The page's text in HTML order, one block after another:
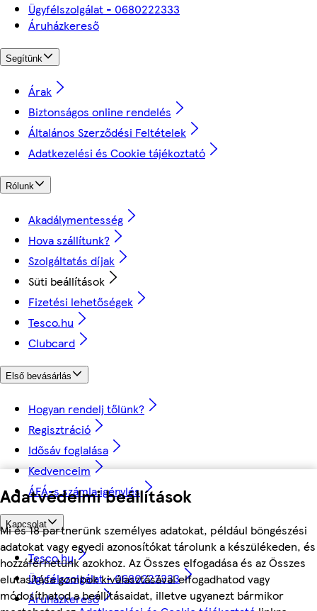
Adatvédelmi beállítások
Mi és 18 partnerünk személyes adatokat, például böngészési
adatokat vagy egyedi azonosítókat tárolunk a készülékeden, és
hozzáférhetünk azokhoz. Az Összes elfogadása és az Összes
elutasítása gombok kiválasztásával elfogadhatod vagy
módosíthatod a beállításaidat, illetve ugyanezt bármikor
Ügyfélszolgálat - 0680222333
Áruházkereső
Segítünk
Árak
Biztonságos online rendelés
Általános Szerződési Feltételek
Adatkezelési és Cookie tájékoztató
Rólunk
Akadálymentesség
Hova szállítunk?
Szolgáltatás díjak
Süti beállítások
Fizetési lehetőségek
Tesco.hu
Clubcard
Első bevásárlás
Hogyan rendelj tőlünk?
Regisztráció
Idősáv foglalása
Kedvenceim
ÁFÁ-s számla igénylés
Kapcsolat
Tesco.hu
Ügyfélszolgálat - 0680222333
Áruházkereső